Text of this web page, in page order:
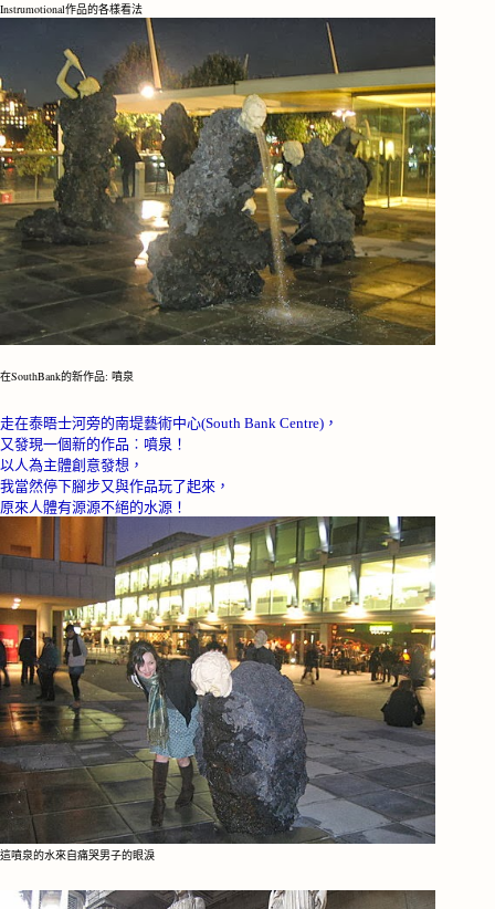
Instrumotional作品的各樣看法
在SouthBank的新作品: 噴泉
走在泰晤士河旁的南堤藝術中心(South Bank Centre) ，
又發現一個新的作品︰噴泉！
以人為主體創意發想，
我當然停下腳步又與作品玩了起來，
原來人體有源源不絕的水源！
這噴泉的水來自痛哭男子的眼淚